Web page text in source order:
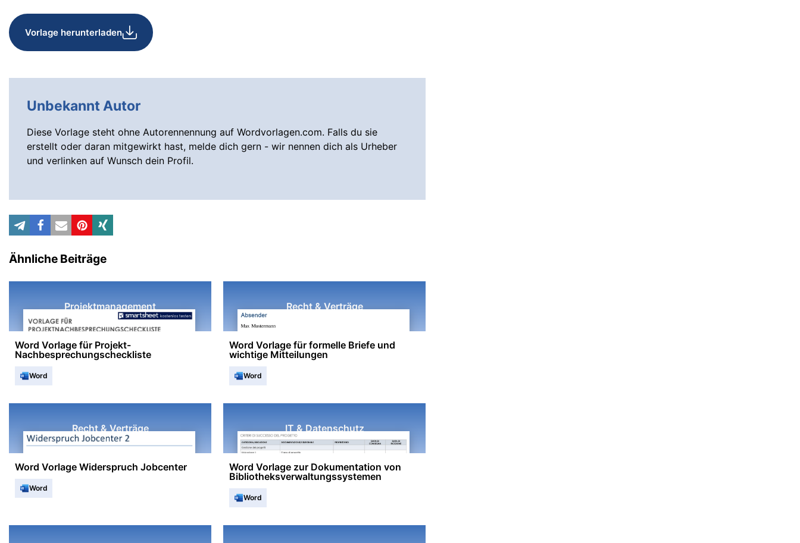
Vorlage herunterladen
Unbekannt Autor
Diese Vorlage steht ohne Autorennennung auf Wordvorlagen.com. Falls du sie
erstellt oder daran mitgewirkt hast, melde dich gern - wir nennen dich als Urheber
und verlinken auf Wunsch dein Profil.
Ähnliche Beiträge
Projektmanagement
Word Vorlage für Projekt-
Nachbesprechungscheckliste
Word
Recht & Verträge
Word Vorlage für formelle Briefe und
wichtige Mitteilungen
Word
Recht & Verträge
Word Vorlage Widerspruch Jobcenter
Word
IT & Datenschutz
Word Vorlage zur Dokumentation von
Bibliotheksverwaltungssystemen
Word